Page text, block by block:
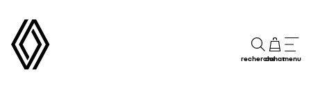
rechercheachatmenu